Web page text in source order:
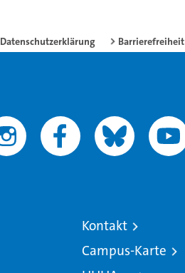
Datenschutzerklärung Barrierefreiheit
Kontakt
Campus-Karte